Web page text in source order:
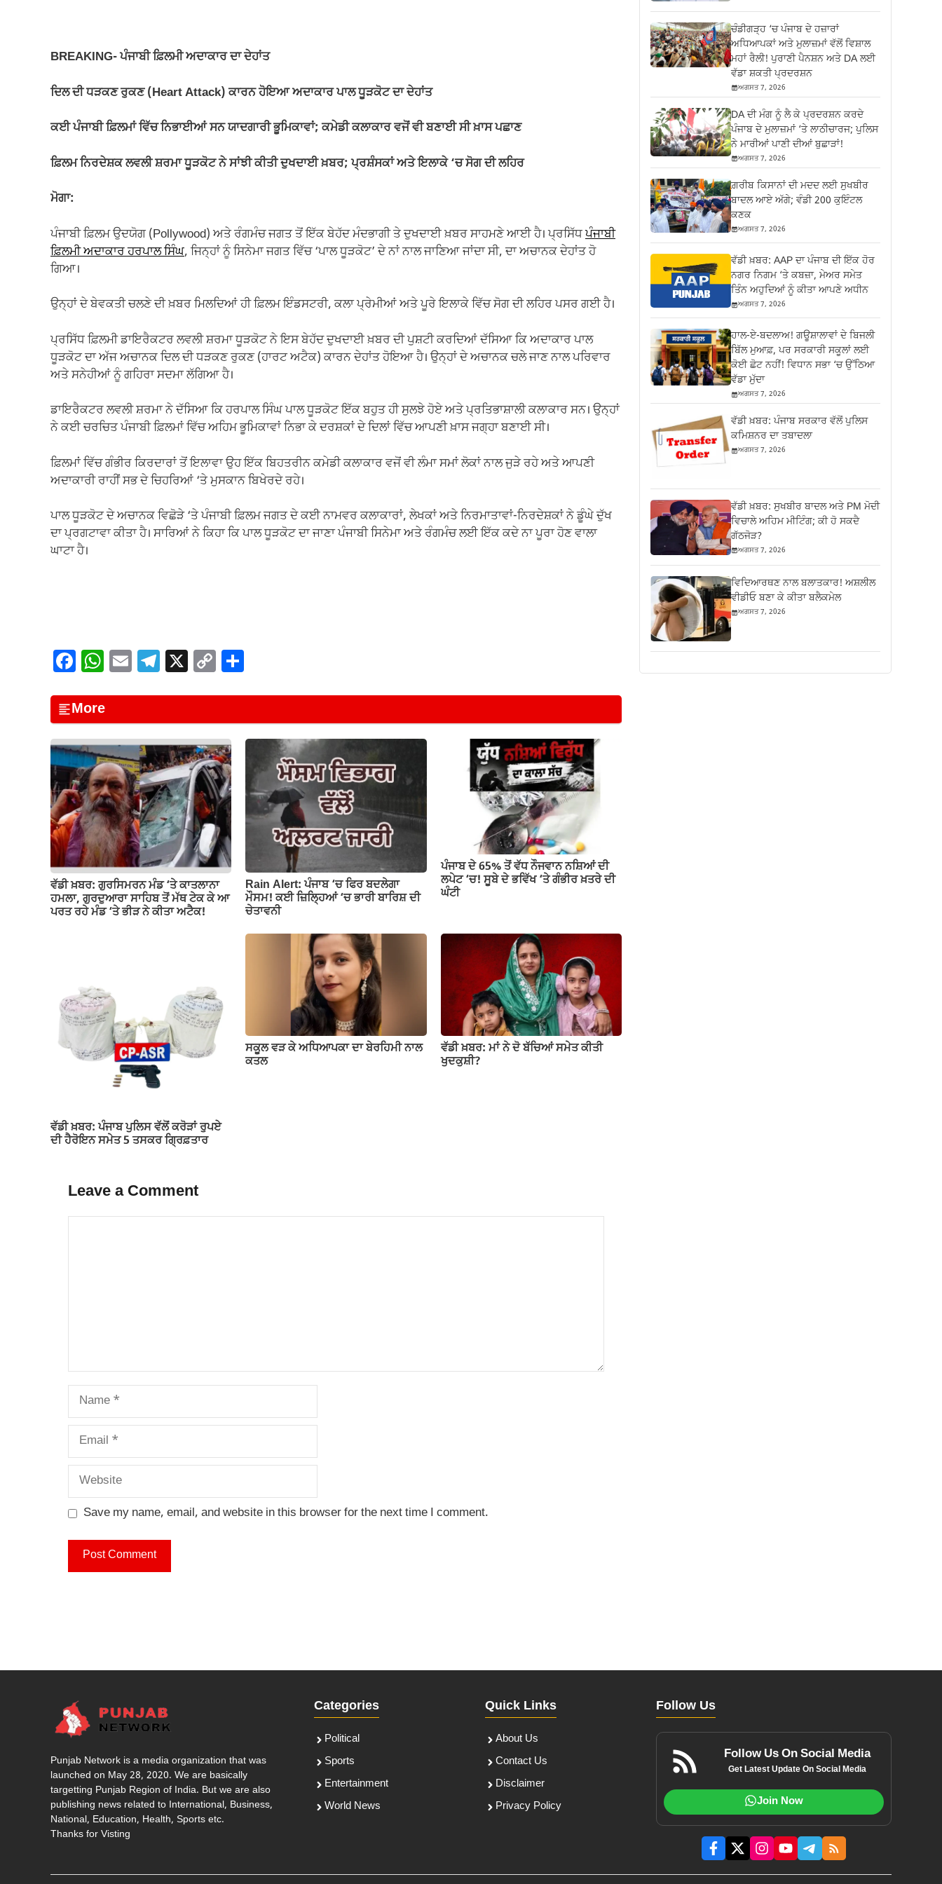
e
o
o
s
p
p
gr
m
y
n
k
e
BREAKING- ਪੰਜਾਬੀ ਫ਼ਿਲਮੀ ਅਦਾਕਾਰ ਦਾ ਦੇਹਾਂਤ
ਦਿਲ ਦੀ ਧੜਕਣ ਰੁਕਣ (Heart Attack) ਕਾਰਨ ਹੋਇਆ ਅਦਾਕਾਰ ਪਾਲ ਧੂੜਕੋਟ ਦਾ ਦੇਹਾਂਤ
ਕਈ ਪੰਜਾਬੀ ਫ਼ਿਲਮਾਂ ਵਿੱਚ ਨਿਭਾਈਆਂ ਸਨ ਯਾਦਗਾਰੀ ਭੂਮਿਕਾਵਾਂ; ਕਮੇਡੀ ਕਲਾਕਾਰ ਵਜੋਂ ਵੀ ਬਣਾਈ ਸੀ ਖ਼ਾਸ ਪਛਾਣ
ਫ਼ਿਲਮ ਨਿਰਦੇਸ਼ਕ ਲਵਲੀ ਸ਼ਰਮਾ ਧੂੜਕੋਟ ਨੇ ਸਾਂਝੀ ਕੀਤੀ ਦੁਖਦਾਈ ਖ਼ਬਰ; ਪ੍ਰਸ਼ੰਸਕਾਂ ਅਤੇ ਇਲਾਕੇ ‘ਚ ਸੋਗ ਦੀ ਲਹਿਰ
ਮੋਗਾ:
ਪੰਜਾਬੀ ਫ਼ਿਲਮ ਉਦਯੋਗ (Pollywood) ਅਤੇ ਰੰਗਮੰਚ ਜਗਤ ਤੋਂ ਇੱਕ ਬੇਹੱਦ ਮੰਦਭਾਗੀ ਤੇ ਦੁਖਦਾਈ ਖ਼ਬਰ ਸਾਹਮਣੇ ਆਈ ਹੈ। ਪ੍ਰਸਿੱਧਪੰਜਾਬੀ
ਫ਼ਿਲਮੀ ਅਦਾਕਾਰ ਹਰਪਾਲ ਸਿੰਘ, ਜਿਨ੍ਹਾਂ ਨੂੰ ਸਿਨੇਮਾ ਜਗਤ ਵਿੱਚ ‘ਪਾਲ ਧੂੜਕੋਟ’ ਦੇ ਨਾਂ ਨਾਲ ਜਾਣਿਆ ਜਾਂਦਾ ਸੀ, ਦਾ ਅਚਾਨਕ ਦੇਹਾਂਤ ਹੋ
ਗਿਆ।
ਉਨ੍ਹਾਂ ਦੇ ਬੇਵਕਤੀ ਚਲਣੇ ਦੀ ਖ਼ਬਰ ਮਿਲਦਿਆਂ ਹੀ ਫ਼ਿਲਮ ਇੰਡਸਟਰੀ, ਕਲਾ ਪ੍ਰੇਮੀਆਂ ਅਤੇ ਪੂਰੇ ਇਲਾਕੇ ਵਿੱਚ ਸੋਗ ਦੀ ਲਹਿਰ ਪਸਰ ਗਈ ਹੈ।
ਪ੍ਰਸਿੱਧ ਫ਼ਿਲਮੀ ਡਾਇਰੈਕਟਰ ਲਵਲੀ ਸ਼ਰਮਾ ਧੂੜਕੋਟ ਨੇ ਇਸ ਬੇਹੱਦ ਦੁਖਦਾਈ ਖ਼ਬਰ ਦੀ ਪੁਸ਼ਟੀ ਕਰਦਿਆਂ ਦੱਸਿਆ ਕਿ ਅਦਾਕਾਰ ਪਾਲ
ਧੂੜਕੋਟ ਦਾ ਅੱਜ ਅਚਾਨਕ ਦਿਲ ਦੀ ਧੜਕਣ ਰੁਕਣ (ਹਾਰਟ ਅਟੈਕ) ਕਾਰਨ ਦੇਹਾਂਤ ਹੋਇਆ ਹੈ। ਉਨ੍ਹਾਂ ਦੇ ਅਚਾਨਕ ਚਲੇ ਜਾਣ ਨਾਲ ਪਰਿਵਾਰ
ਅਤੇ ਸਨੇਹੀਆਂ ਨੂੰ ਗਹਿਰਾ ਸਦਮਾ ਲੱਗਿਆ ਹੈ।
ਡਾਇਰੈਕਟਰ ਲਵਲੀ ਸ਼ਰਮਾ ਨੇ ਦੱਸਿਆ ਕਿ ਹਰਪਾਲ ਸਿੰਘ ਪਾਲ ਧੂੜਕੋਟ ਇੱਕ ਬਹੁਤ ਹੀ ਸੁਲਝੇ ਹੋਏ ਅਤੇ ਪ੍ਰਤਿਭਾਸ਼ਾਲੀ ਕਲਾਕਾਰ ਸਨ। ਉਨ੍ਹਾਂ
ਨੇ ਕਈ ਚਰਚਿਤ ਪੰਜਾਬੀ ਫ਼ਿਲਮਾਂ ਵਿੱਚ ਅਹਿਮ ਭੂਮਿਕਾਵਾਂ ਨਿਭਾ ਕੇ ਦਰਸ਼ਕਾਂ ਦੇ ਦਿਲਾਂ ਵਿੱਚ ਆਪਣੀ ਖ਼ਾਸ ਜਗ੍ਹਾ ਬਣਾਈ ਸੀ।
ਫ਼ਿਲਮਾਂ ਵਿੱਚ ਗੰਭੀਰ ਕਿਰਦਾਰਾਂ ਤੋਂ ਇਲਾਵਾ ਉਹ ਇੱਕ ਬਿਹਤਰੀਨ ਕਮੇਡੀ ਕਲਾਕਾਰ ਵਜੋਂ ਵੀ ਲੰਮਾ ਸਮਾਂ ਲੋਕਾਂ ਨਾਲ ਜੁੜੇ ਰਹੇ ਅਤੇ ਆਪਣੀ
ਅਦਾਕਾਰੀ ਰਾਹੀਂ ਸਭ ਦੇ ਚਿਹਰਿਆਂ ‘ਤੇ ਮੁਸਕਾਨ ਬਿਖੇਰਦੇ ਰਹੇ।
ਪਾਲ ਧੂੜਕੋਟ ਦੇ ਅਚਾਨਕ ਵਿਛੋੜੇ ‘ਤੇ ਪੰਜਾਬੀ ਫ਼ਿਲਮ ਜਗਤ ਦੇ ਕਈ ਨਾਮਵਰ ਕਲਾਕਾਰਾਂ, ਲੇਖਕਾਂ ਅਤੇ ਨਿਰਮਾਤਾਵਾਂ-ਨਿਰਦੇਸ਼ਕਾਂ ਨੇ ਡੂੰਘੇ ਦੁੱਖ
ਦਾ ਪ੍ਰਗਟਾਵਾ ਕੀਤਾ ਹੈ। ਸਾਰਿਆਂ ਨੇ ਕਿਹਾ ਕਿ ਪਾਲ ਧੂੜਕੋਟ ਦਾ ਜਾਣਾ ਪੰਜਾਬੀ ਸਿਨੇਮਾ ਅਤੇ ਰੰਗਮੰਚ ਲਈ ਇੱਕ ਕਦੇ ਨਾ ਪੂਰਾ ਹੋਣ ਵਾਲਾ
ਘਾਟਾ ਹੈ।
F
c
e
b
o
o
k
W
at
s
A
p
p
E
ail
T
e
gr
a
m
X C
p
y
Li
n
k
ar
e
More
ਵੱਡੀ ਖ਼ਬਰ: ਗੁਰਸਿਮਰਨ ਮੰਡ ‘ਤੇ ਕਾਤਲਾਨਾ
ਹਮਲਾ, ਗੁਰਦੁਆਰਾ ਸਾਹਿਬ ਤੋਂ ਮੱਥ ਟੇਕ ਕੇ ਆ
ਪਰਤ ਰਹੇ ਮੰਡ ‘ਤੇ ਭੀੜ ਨੇ ਕੀਤਾ ਅਟੈਕ!
Rain Alert: ਪੰਜਾਬ ‘ਚ ਫਿਰ ਬਦਲੇਗਾ
ਮੌਸਮ! ਕਈ ਜ਼ਿਲ੍ਹਿਆਂ ‘ਚ ਭਾਰੀ ਬਾਰਿਸ਼ ਦੀ
ਚੇਤਾਵਨੀ
ਪੰਜਾਬ ਦੇ 65% ਤੋਂ ਵੱਧ ਨੌਜਵਾਨ ਨਸ਼ਿਆਂ ਦੀ
ਲਪੇਟ ‘ਚ! ਸੂਬੇ ਦੇ ਭਵਿੱਖ ‘ਤੇ ਗੰਭੀਰ ਖ਼ਤਰੇ ਦੀ
ਘੰਟੀ
ਵੱਡੀ ਖ਼ਬਰ: ਪੰਜਾਬ ਪੁਲਿਸ ਵੱਲੋਂ ਕਰੋੜਾਂ ਰੁਪਏ
ਦੀ ਹੈਰੋਇਨ ਸਮੇਤ 5 ਤਸਕਰ ਗ੍ਰਿਫ਼ਤਾਰ
ਸਕੂਲ ਵੜ ਕੇ ਅਧਿਆਪਕਾ ਦਾ ਬੇਰਹਿਮੀ ਨਾਲ
ਕਤਲ
ਵੱਡੀ ਖ਼ਬਰ: ਮਾਂ ਨੇ ਦੋ ਬੱਚਿਆਂ ਸਮੇਤ ਕੀਤੀ
ਖੁਦਕੁਸ਼ੀ?
Leave a Comment
Name
Email
Website
Save my name, email, and website in this browser for the next time I comment.
ਚੰਡੀਗੜ੍ਹ ‘ਚ ਪੰਜਾਬ ਦੇ ਹਜ਼ਾਰਾਂ
ਅਧਿਆਪਕਾਂ ਅਤੇ ਮੁਲਾਜ਼ਮਾਂ ਵੱਲੋਂ ਵਿਸ਼ਾਲ
ਮਹਾਂ ਰੈਲੀ! ਪੁਰਾਣੀ ਪੈਨਸ਼ਨ ਅਤੇ DA ਲਈ
ਵੱਡਾ ਸ਼ਕਤੀ ਪ੍ਰਦਰਸ਼ਨ
ਅਗਸਤ 7, 2026
DA ਦੀ ਮੰਗ ਨੂੰ ਲੈ ਕੇ ਪ੍ਰਦਰਸ਼ਨ ਕਰਦੇ
ਪੰਜਾਬ ਦੇ ਮੁਲਾਜ਼ਮਾਂ ‘ਤੇ ਲਾਠੀਚਾਰਜ; ਪੁਲਿਸ
ਨੇ ਮਾਰੀਆਂ ਪਾਣੀ ਦੀਆਂ ਬੁਛਾੜਾਂ!
ਅਗਸਤ 7, 2026
ਗ਼ਰੀਬ ਕਿਸਾਨਾਂ ਦੀ ਮਦਦ ਲਈ ਸੁਖਬੀਰ
ਬਾਦਲ ਆਏ ਅੱਗੇ; ਵੰਡੀ 200 ਕੁਇੰਟਲ
ਕਣਕ
ਅਗਸਤ 7, 2026
ਵੱਡੀ ਖ਼ਬਰ: AAP ਦਾ ਪੰਜਾਬ ਦੀ ਇੱਕ ਹੋਰ
ਨਗਰ ਨਿਗਮ ‘ਤੇ ਕਬਜ਼ਾ, ਮੇਅਰ ਸਮੇਤ
ਤਿੰਨ ਅਹੁਦਿਆਂ ਨੂੰ ਕੀਤਾ ਆਪਣੇ ਅਧੀਨ
ਅਗਸਤ 7, 2026
ਹਾਲ-ਏ-ਬਦਲਾਅ! ਗਊਸ਼ਾਲਾਵਾਂ ਦੇ ਬਿਜਲੀ
ਬਿੱਲ ਮੁਆਫ਼, ਪਰ ਸਰਕਾਰੀ ਸਕੂਲਾਂ ਲਈ
ਕੋਈ ਛੋਟ ਨਹੀਂ! ਵਿਧਾਨ ਸਭਾ ‘ਚ ਉੱਠਿਆ
ਵੱਡਾ ਮੁੱਦਾ
ਅਗਸਤ 7, 2026
ਵੱਡੀ ਖ਼ਬਰ: ਪੰਜਾਬ ਸਰਕਾਰ ਵੱਲੋਂ ਪੁਲਿਸ
ਕਮਿਸ਼ਨਰ ਦਾ ਤਬਾਦਲਾ
ਅਗਸਤ 7, 2026
ਵੱਡੀ ਖ਼ਬਰ: ਸੁਖਬੀਰ ਬਾਦਲ ਅਤੇ PM ਮੋਦੀ
ਵਿਚਾਲੇ ਅਹਿਮ ਮੀਟਿੰਗ; ਕੀ ਹੋ ਸਕਦੈ
ਗੱਠਜੋੜ?
ਅਗਸਤ 7, 2026
ਵਿਦਿਆਰਥਣ ਨਾਲ ਬਲਾਤਕਾਰ! ਅਸ਼ਲੀਲ
ਵੀਡੀਓ ਬਣਾ ਕੇ ਕੀਤਾ ਬਲੈਕਮੇਲ
ਅਗਸਤ 7, 2026
Punjab Network is a media organization that was
launched on May 28, 2020. We are basically
targetting Punjab Region of India. But we are also
publishing news related to International, Business,
National, Education, Health, Sports etc.
Thanks for Visting
Categories
Political
Sports
Entertainment
World News
Quick Links
About Us
Contact Us
Disclaimer
Privacy Policy
Follow Us
Follow Us On Social Media
Get Latest Update On Social Media
Join Now